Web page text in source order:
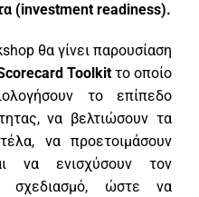
(investment readiness).
θα γίνει παρουσίαση
Toolkit το οποίο
το επίπεδο
να βελτιώσουν τα
να προετοιμάσουν
να ενισχύσουν τον
σχεδιασμό, ώστε να